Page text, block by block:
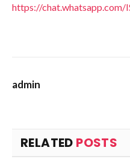
https://
admin
RELATED POSTS